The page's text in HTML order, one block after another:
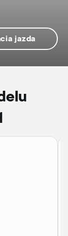
jazda